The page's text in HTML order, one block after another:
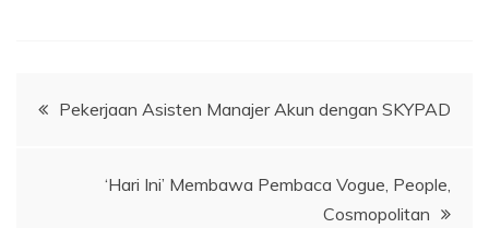
Navigasi
Pekerjaan Asisten Manajer Akun dengan SKYPAD
‘Hari Ini’ Membawa Pembaca Vogue, People,
Cosmopolitan